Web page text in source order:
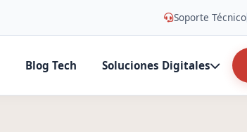
Soporte Técnico
Blog Tech Soluciones Digitales